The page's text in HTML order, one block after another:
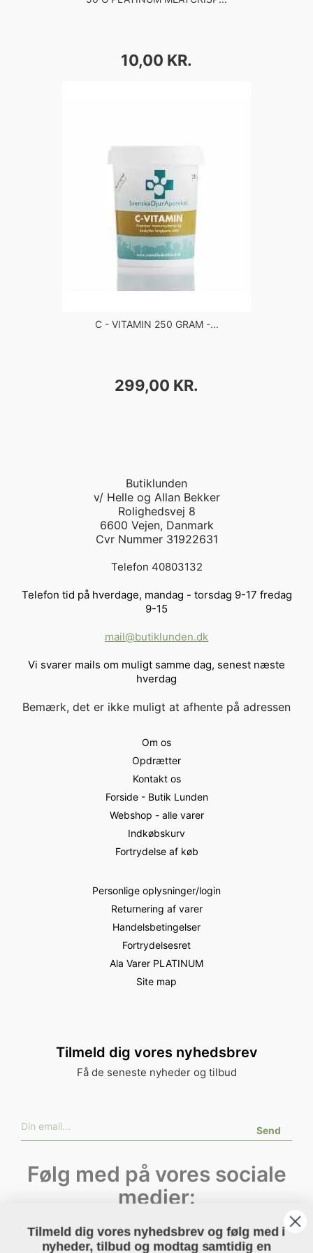
PRIS
10,00 KR.
C - VITAMIN 250 GRAM -...
PRIS
299,00 KR.
Butiklunden
v/ Helle og Allan Bekker
Rolighedsvej 8
6600 Vejen, Danmark
Cvr Nummer 31922631
Telefon 40803132
Telefon tid på hverdage, mandag - torsdag 9-17 fredag
9-15
mail@butiklunden.dk
Vi svarer mails om muligt samme dag, senest næste
hverdag
Bemærk, det er ikke muligt at afhente på adressen
Om os
Opdrætter
Kontakt os
Forside - Butik Lunden
Webshop - alle varer
Indkøbskurv
Fortrydelse af køb
Personlige oplysninger/login
Returnering af varer
Handelsbetingelser
Fortrydelsesret
Ala Varer PLATINUM
Site map
Tilmeld dig vores nyhedsbrev
Få de seneste nyheder og tilbud
Send
Følg med på vores sociale
medier:
Instagram
Tilmeld dig vores nyhedsbrev og følg med i
nyheder, tilbud og modtag samtidig en